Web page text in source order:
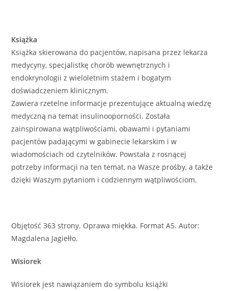
Książka
Książka skierowana do pacjentów, napisana przez lekarza
medycyny, specjalistkę chorób wewnętrznych i
endokrynologii z wieloletnim stażem i bogatym
doświadczeniem klinicznym.
Zawiera rzetelne informacje prezentujące aktualną wiedzę
medyczną na temat insulinooporności. Została
zainspirowana wątpliwościami, obawami i pytaniami
pacjentów padającymi w gabinecie lekarskim i w
wiadomościach od czytelników. Powstała z rosnącej
potrzeby informacji na ten temat, na Wasze prośby, a także
dzięki Waszym pytaniom i codziennym wątpliwościom.
Objętość 363 strony. Oprawa miękka. Format A5. Autor:
Magdalena Jagiełło.
Wisiorek
Wisiorek jest nawiązaniem do symbolu książki